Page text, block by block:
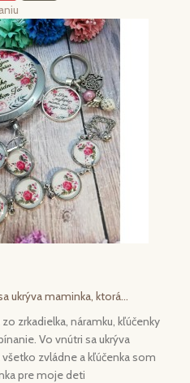
ukrýva maminka, ktorá...
zrkadielka, náramku, kľúčenky
Vo vnútri sa ukrýva
zvládne a kľúčenka som
pre moje deti